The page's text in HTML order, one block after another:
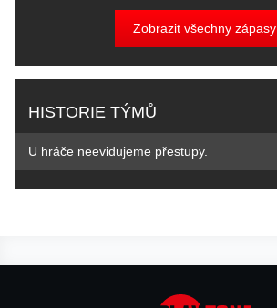
Zobrazit všechny zápasy
HISTORIE TÝMŮ
U hráče neevidujeme přestupy.